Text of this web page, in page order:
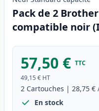
Pack de 2
compatible noir
57,50 € TTC
49,15 € HT
2 Cartouches | 28,75 €
En stock